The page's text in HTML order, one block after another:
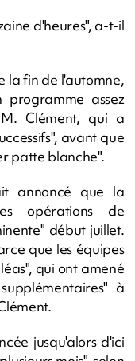
d'heures", a-t-il
la fin de l'automne,
assez
Clément, qui a
avant que
patte blanche".
annoncé que la
opérations de
début juillet.
que les équipes
qui ont amené
à
jusqu'alors d'ici